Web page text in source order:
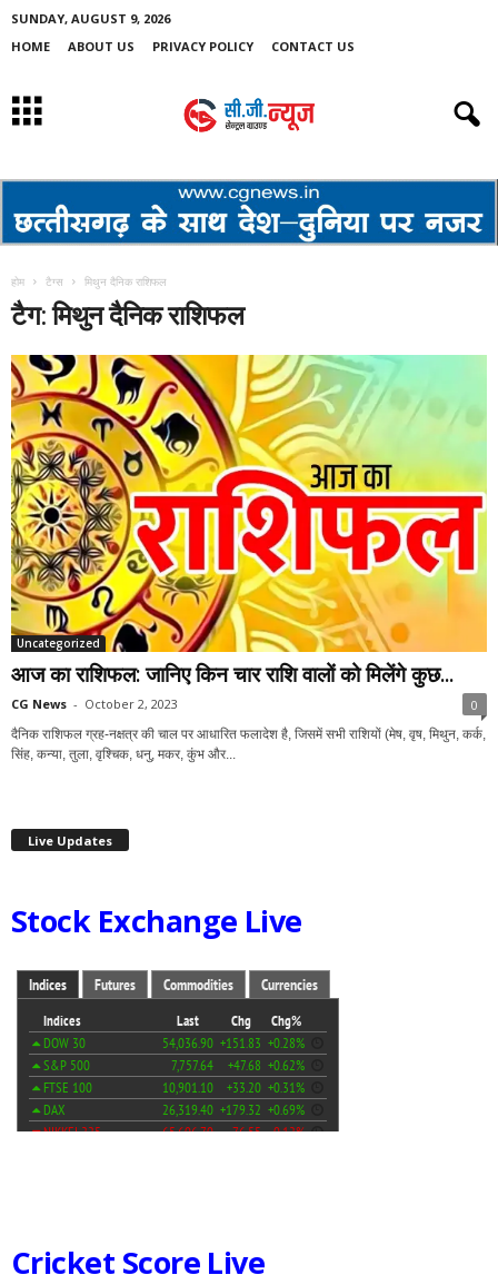
SUNDAY, AUGUST 9, 2026
HOME
ABOUT US PRIVACY POLICY CONTACT US
होम टैग्स मिथुन दैनिक राशिफल
टैग: मिथुन दैनिक राशिफल
Uncategorized
आज का राशिफल: जानिए किन चार राशि वालों को मिलेंगे कुछ...
CG News - October 2, 2023 0
दैनिक राशिफल ग्रह-नक्षत्र की चाल पर आधारित फलादेश है, जिसमें सभी राशियों (मेष, वृष, मिथुन, कर्क,
सिंह, कन्या, तुला, वृश्चिक, धनु, मकर, कुंभ और...
Live Updates
Stock Exchange Live
Cricket Score Live